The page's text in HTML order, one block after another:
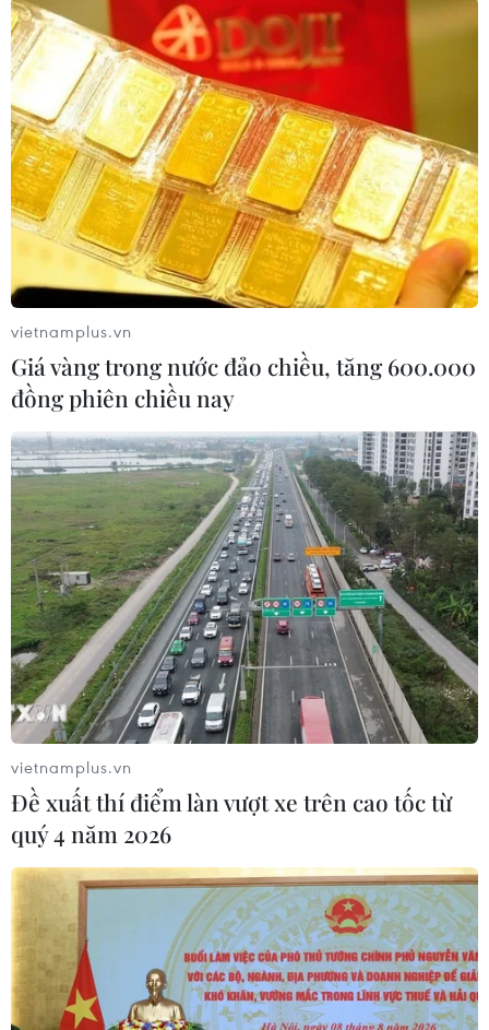
vietnamplus.vn
Giá vàng trong nước đảo chiều, tăng 600.000
đồng phiên chiều nay
vietnamplus.vn
Đề xuất thí điểm làn vượt xe trên cao tốc từ
quý 4 năm 2026